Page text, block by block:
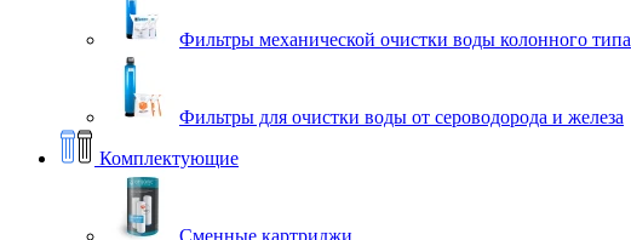
Фильтры механической очистки воды колонного типа
Фильтры для очистки воды от сероводорода и железа
Комплектующие
Сменные картриджи